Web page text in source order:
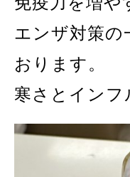
エンザ対策の
おります。
寒さとイン